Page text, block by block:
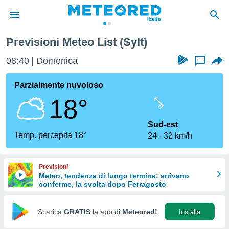
di
per
le
di
Web
Previsioni Meteo List (Sylt)
08:40 Domenica ...
Parzialmente nuvoloso
18°
Temp. percepita 18°
Sud-est
24
32 km/h
Previsioni
Meteo, tendenza di lungo termine: arrivano
conferme, la svolta dopo Ferragosto
Scarica GRATIS la app di Meteored! Installa